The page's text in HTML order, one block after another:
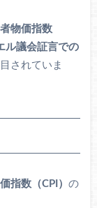
物価指数
ル議会証言での
されていま
指数（CPI） の